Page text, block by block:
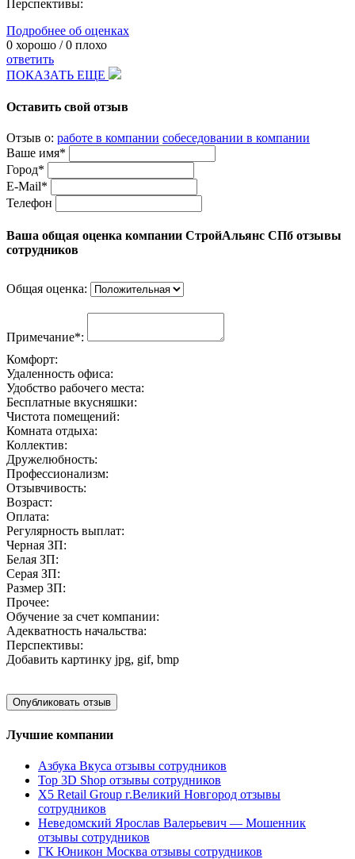
Перспективы:
Подробнее об оценках
0 хорошо /0 плохо
ответить
ПОКАЗАТЬ ЕЩЕ
Оставить свой отзыв
Отзыв о: работе в компании собеседовании в компании
Ваше имя*
Город*
E-Mail*
Телефон
Ваша общая оценка компании СтройАльянс СПб отзывы
сотрудников
Общая оценка:
Примечание*:
Комфорт:
Удаленность офиса:
Удобство рабочего места:
Бесплатные вкусняшки:
Чистота помещений:
Комната отдыха:
Коллектив:
Дружелюбность:
Профессионализм:
Отзывчивость:
Возраст:
Оплата:
Регулярность выплат:
Черная ЗП:
Белая ЗП:
Серая ЗП:
Размер ЗП:
Прочее:
Обучение за счет компании:
Адекватность начальства:
Перспективы:
Добавить картинку jpg, gif, bmp
Лучшие компании
Азбука Вкуса отзывы сотрудников
Top 3D Shop отзывы сотрудников
X5 Retail Group г.Великий Новгород отзывы
сотрудников
Неведомский Ярослав Валерьевич — Мошенник
отзывы сотрудников
ГК Юникон Москва отзывы сотрудников